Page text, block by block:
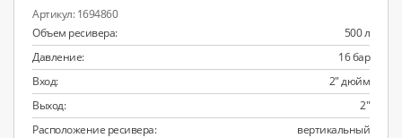
1694860
Объем ресивера:
500 л
Давление:
16 бар
Вход:
2" дюйм
Выход:
2"
Расположение ресивера:
вертикальный